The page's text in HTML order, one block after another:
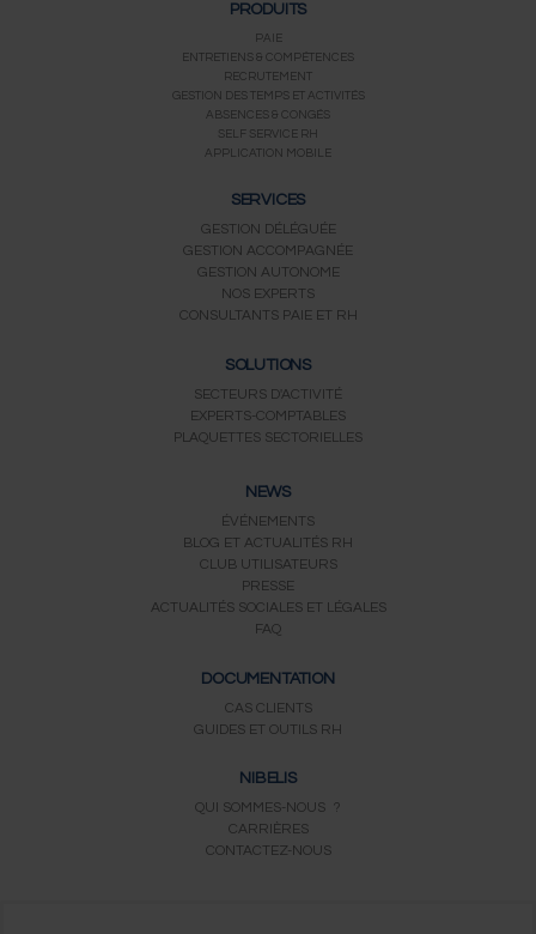
e
g
r
a
m
k
e
d
i
n
PRODUITS
PAIE
ENTRETIENS & COMPÉTENCES
RECRUTEMENT
GESTION DES TEMPS ET ACTIVITÉS
ABSENCES & CONGÉS
SELF SERVICE RH
APPLICATION MOBILE
SERVICES
GESTION DÉLÉGUÉE
GESTION ACCOMPAGNÉE
GESTION AUTONOME
NOS EXPERTS
CONSULTANTS PAIE ET RH
SOLUTIONS
SECTEURS D'ACTIVITÉ
EXPERTS-COMPTABLES
PLAQUETTES SECTORIELLES
NEWS
ÉVÉNEMENTS
BLOG ET ACTUALITÉS RH
CLUB UTILISATEURS
PRESSE
ACTUALITÉS SOCIALES ET LÉGALES
FAQ
DOCUMENTATION
CAS CLIENTS
GUIDES ET OUTILS RH
NIBELIS
QUI SOMMES-NOUS ?
CARRIÈRES
CONTACTEZ-NOUS